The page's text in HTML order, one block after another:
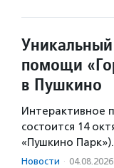
помощи
в Пушкино
Интерактивное
состоится 14
«Пушкино Парк»).
Новости · 04.08.2026